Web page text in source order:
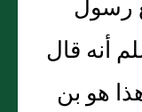
رسول
أنه قال
هو بن